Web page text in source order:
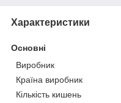
Характеристики
Основні
Виробник
Країна виробник
Кількість кишень